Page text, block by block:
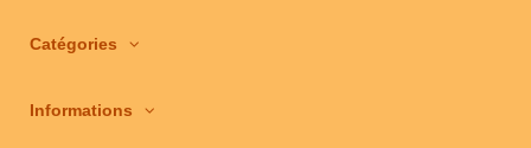
Catégories
Informations